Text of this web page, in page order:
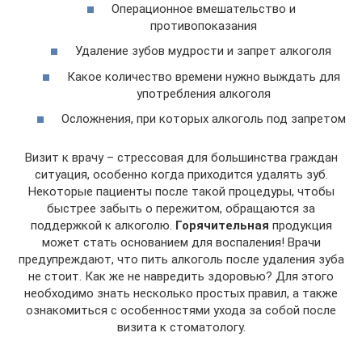
Операционное вмешательство и
противопоказания
Удаление зубов мудрости и запрет алкоголя
Какое количество времени нужно выждать для
употребления алкоголя
Осложнения, при которых алкоголь под запретом
Визит к врачу – стрессовая для большинства граждан
ситуация, особенно когда приходится удалять зуб.
Некоторые пациенты после такой процедуры, чтобы
быстрее забыть о пережитом, обращаются за
поддержкой к алкоголю. Горячительная продукция
может стать основанием для воспаления! Врачи
предупреждают, что пить алкоголь после удаления зуба
не стоит. Как же не навредить здоровью? Для этого
необходимо знать несколько простых правил, а также
ознакомиться с особенностями ухода за собой после
визита к стоматологу.